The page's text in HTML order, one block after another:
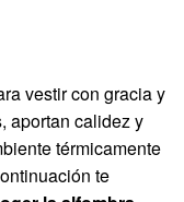
vestir con gracia y
aportan calidez y
térmicamente
te